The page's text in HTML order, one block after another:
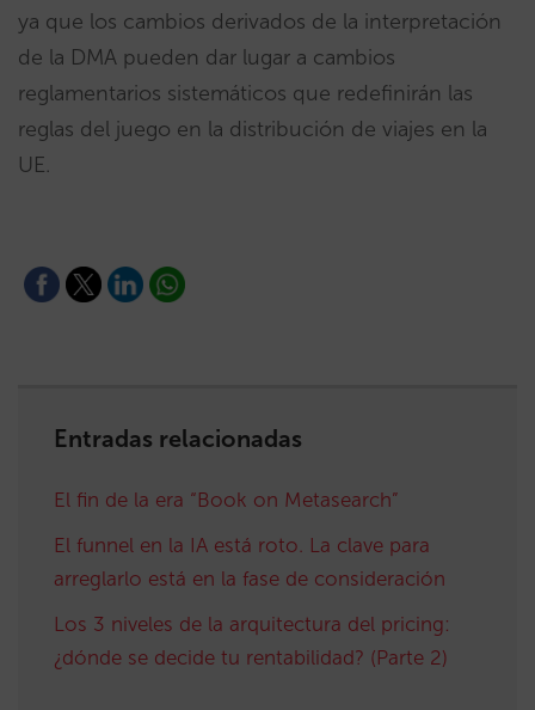
ya que los cambios derivados de la interpretación
de la DMA pueden dar lugar a cambios
reglamentarios sistemáticos que redefinirán las
reglas del juego en la distribución de viajes en la
UE.
Entradas relacionadas
El fin de la era “Book on Metasearch”
El funnel en la IA está roto. La clave para
arreglarlo está en la fase de consideración
Los 3 niveles de la arquitectura del pricing:
¿dónde se decide tu rentabilidad? (Parte 2)